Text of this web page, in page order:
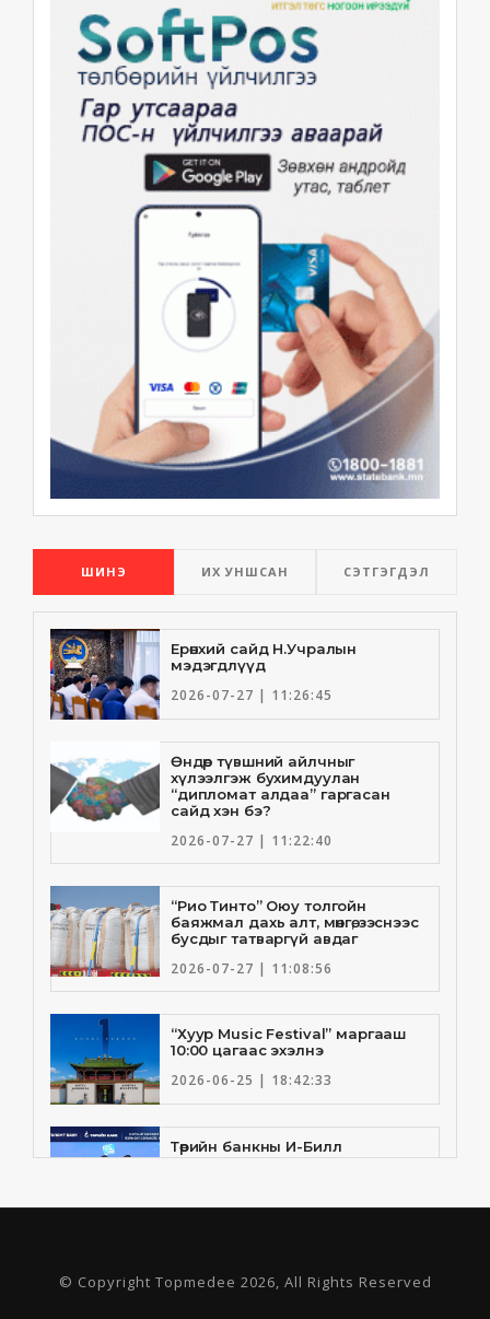
ШИНЭ ИХ УНШСАН СЭТГЭГДЭЛ
Ерөнхий сайд Н.Учралын
мэдэгдлүүд
2026-07-27 | 11:26:45
Өндөр түвшний айлчныг
хүлээлгэж бухимдуулан
“дипломат алдаа” гаргасан
сайд хэн бэ?
2026-07-27 | 11:22:40
“Рио Тинто” Оюу толгойн
баяжмал дахь алт, мөнгө, зэснээс
бусдыг татваргүй авдаг
2026-07-27 | 11:08:56
“Хуур Music Festival” маргааш
10:00 цагаас эхэлнэ
2026-06-25 | 18:42:33
Төрийн банкны И-Билл
үйлчилгээнд Голомт банк
2026-06-25 | 9:33:55
Төрийн банк, Санхүү Эдийн
Засгийн Их Сургууль хамтын
© Copyright Topmedee 2026, All Rights Reserved